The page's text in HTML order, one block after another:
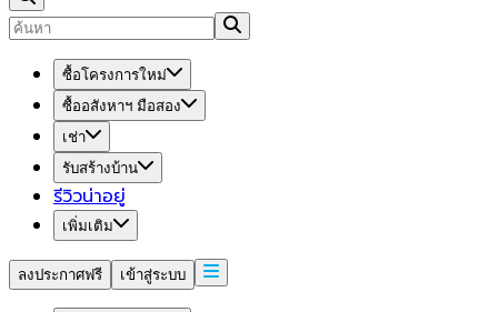
ซื้อโครงการใหม่
ซื้ออสังหาฯ มือสอง
เช่า
รับสร้างบ้าน
รีวิวน่าอยู่
เพิ่มเติม
ลงประกาศฟรี เข้าสู่ระบบ